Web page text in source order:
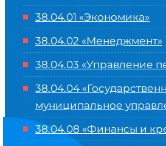
38.04.01 «Экономика»
38.04.02 «Менеджмент»
38.04.03 «Управление
38.04.04
муниципальное
38.04.08 «Финансы и